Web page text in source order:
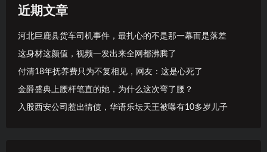
近期文章
河北巨鹿县货车司机事件，最扎心的不是那一幕而是落差
这身材这颜值，视频一发出来全网都沸腾了
付清18年抚养费只为不复相见，网友：这是心死了
金爵盛典上腰杆笔直的她，为什么这次弯了腰？
入股西安公司惹出情债，华语乐坛天王被曝有10多岁儿子